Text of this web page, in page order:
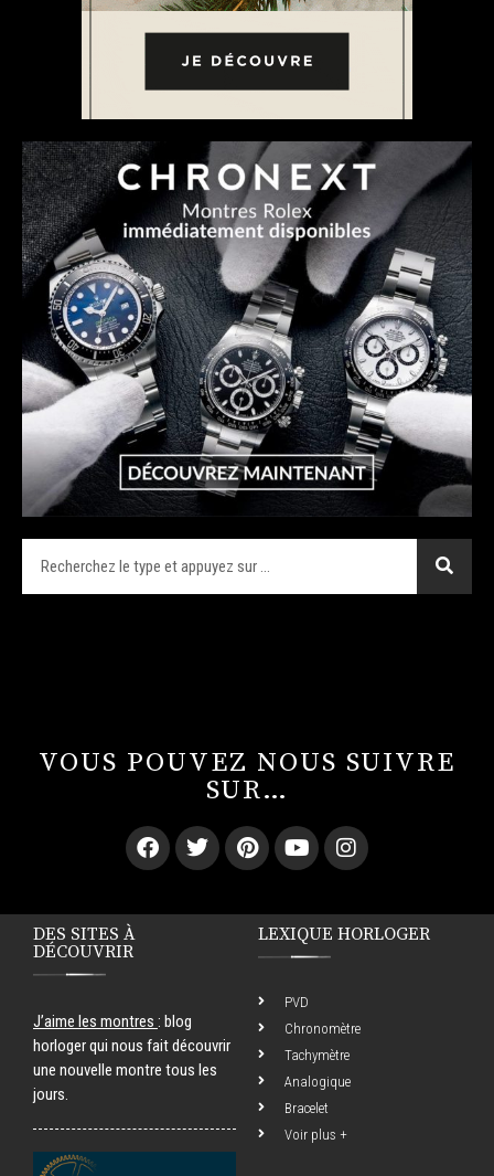
VOUS POUVEZ NOUS SUIVRE
SUR…
DES SITES À
DÉCOUVRIR
J’aime les montres : blog
horloger qui nous fait découvrir
une nouvelle montre tous les
jours.
LEXIQUE HORLOGER
PVD
Chronomètre
Tachymètre
Analogique
Bracelet
Voir plus +